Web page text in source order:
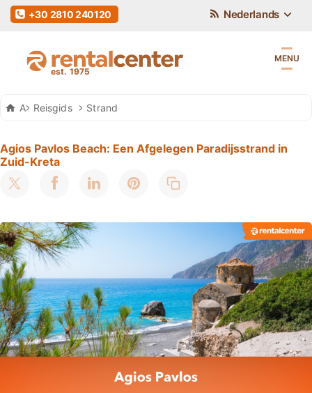
Auto Huren Kreta
Reisgids Strand
Agios Pavlos Beach: Een Afgelegen Paradijsstrand in
Zuid-Kreta
Nederlands
+30 2810 240120
MENU